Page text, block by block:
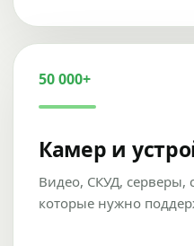
50 000+
Камер и
Видео, СКУД, серверы,
которые нужно